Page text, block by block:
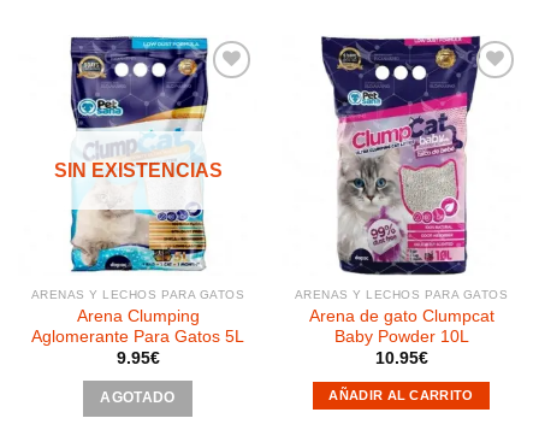
lista de
SIN EXISTENCIAS
ARENAS Y LECHOS PARA GATOS
Arena Clumping
Aglomerante Para Gatos 5L
9.95€
AGOTADO
Añadir
ARENAS Y LECHOS PARA GATOS
Arena de gato Clumpcat
Baby Powder 10L
10.95€
AÑADIR AL CARRITO